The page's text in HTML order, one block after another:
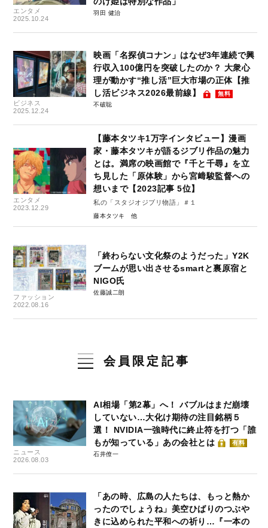
エンタメ
2025.10.24
羽田 健治
ビジネス
2025.12.24
映画「名探偵コナン」はなぜ3年連続で興
行収入100億円を突破したのか？ 大衆心
理が動かす“推し活”巨大市場の正体【推
し活ビジネス2026最前線】
無料
不破聡
エンタメ
2023.12.29
【藤本タツキ1万字インタビュー】漫画
家・藤本タツキが語るジブリ作品の魅力
とは。満席の映画館で『千と千尋』を立
ち見した「原体験」から宮﨑駿監督への
想いまで【2023記事 5位】
私の「スタジオジブリ物語」＃１
藤本タツキ
ファッション
2022.08.16
「終わらない文化祭のようだった」Y2K
ブームが思い出させるsmartと裏原宿と
NIGO氏
佐藤誠二朗
会員限定記事
ニュース
2026.08.03
AI相場「第2幕」へ！ バブルはまだ崩壊
していない…大化け期待の注目銘柄５
選！ NVIDIA一強時代に終止符を打つ「誰
もが知っている」あの会社とは
有料
石井僚一
「あの時、広島の人たちは、もっと熱か
ったのでしょうね」美空ひばりのつぶや
きに込められた平和への祈り…『一本の